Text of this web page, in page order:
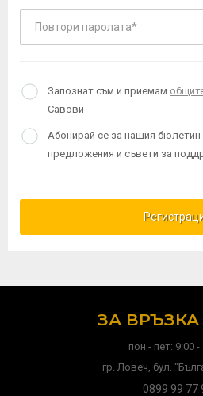
Запознат съм и приемам
Савови
Абонирай се за нашия
предложения и съвети за
ЗА
пон - пет: 9:00 -
гр. Ловеч, бул.
0899 99 77